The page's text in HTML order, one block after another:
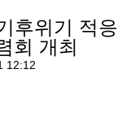
후위기 적응
회 개최
12:12